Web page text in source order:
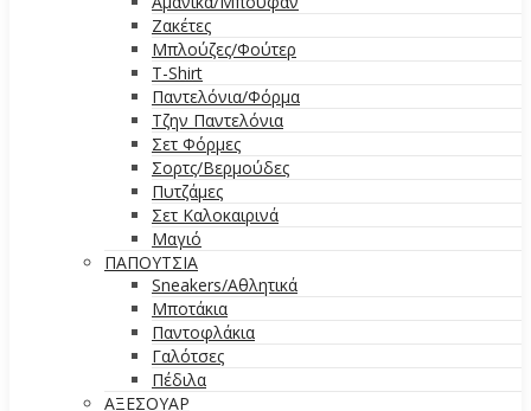
Ζακέτες
Μπλούζες/Φούτερ
T-Shirt
Παντελόνια/Φόρμα
Τζην Παντελόνια
Σετ Φόρμες
Σορτς/Βερμούδες
Πυτζάμες
Σετ Καλοκαιρινά
Μαγιό
ΠΑΠΟΥΤΣΙΑ
Sneakers/Aθλητικά
Μποτάκια
Παντοφλάκια
Γαλότσες
Πέδιλα
ΑΞΕΣΟΥΑΡ